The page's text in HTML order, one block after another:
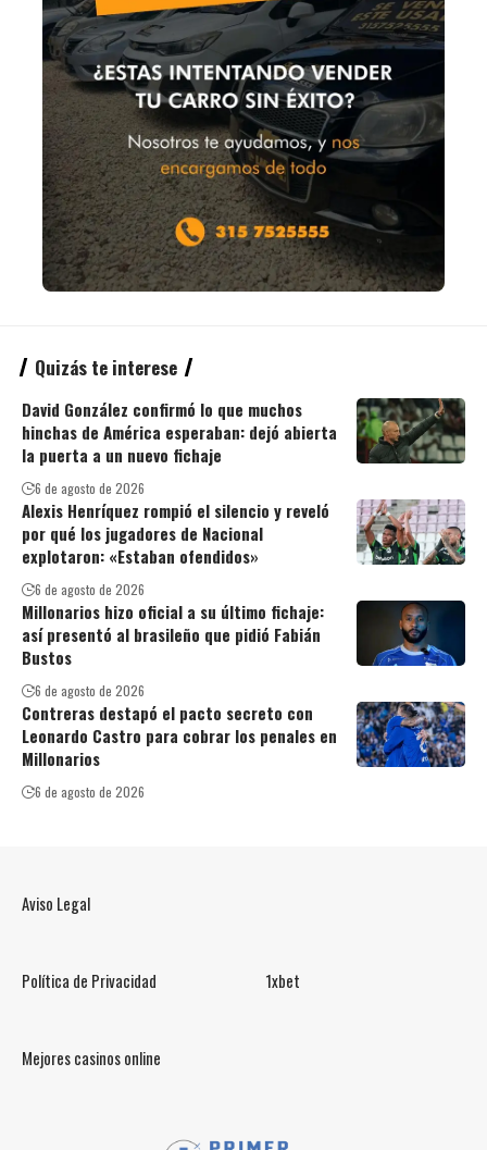
Quizás te interese
David González confirmó lo que muchos
hinchas de América esperaban: dejó abierta
la puerta a un nuevo fichaje
6 de agosto de 2026
Alexis Henríquez rompió el silencio y reveló
por qué los jugadores de Nacional
explotaron: «Estaban ofendidos»
6 de agosto de 2026
Millonarios hizo oficial a su último fichaje:
así presentó al brasileño que pidió Fabián
Bustos
6 de agosto de 2026
Contreras destapó el pacto secreto con
Leonardo Castro para cobrar los penales en
Millonarios
6 de agosto de 2026
Aviso Legal
Política de Privacidad 1xbet
Mejores casinos online